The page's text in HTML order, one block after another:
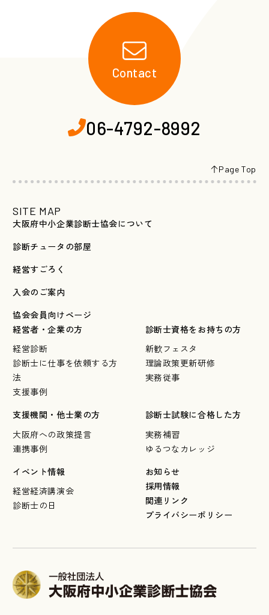
Contact
06-4792-8992
Page Top
SITE MAP
大阪府中小企業診断士協会について
診断チュータの部屋
経営すごろく
入会のご案内
協会会員向けページ
経営者・企業の方
経営診断
診断士に仕事を依頼する方
法
支援事例
診断士資格をお持ちの方
新歓フェスタ
理論政策更新研修
実務従事
支援機関・他士業の方
大阪府への政策提言
連携事例
診断士試験に合格した方
実務補習
ゆるつなカレッジ
イベント情報
経営経済講演会
診断士の日
お知らせ
採用情報
関連リンク
プライバシーポリシー